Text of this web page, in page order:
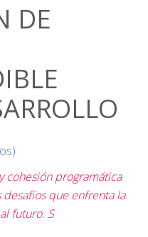
DE
cohesión programática
que enfrenta la
futuro. S